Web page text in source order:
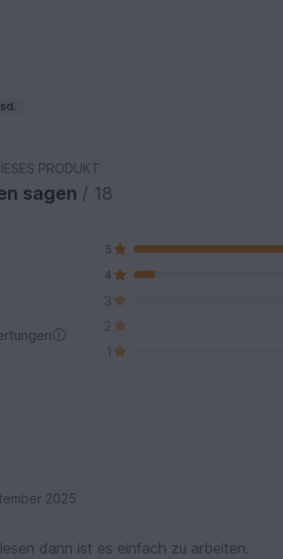
PRODUKT
sagen / 18
5
4
3
2
1
2025
dann ist es einfach zu arbeiten.